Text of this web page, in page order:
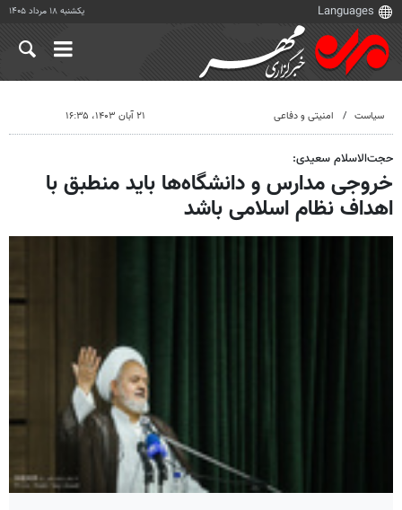
یکشنبه ۱۸ مرداد ۱۴۰۵
سیاست امنیتی و دفاعی ۲۱ آبان ۱۴۰۳، ۱۶:۳۵
حجت‌الاسلام سعیدی:
خروجی مدارس و دانشگاه‌ها باید منطبق با
اهداف نظام اسلامی باشد